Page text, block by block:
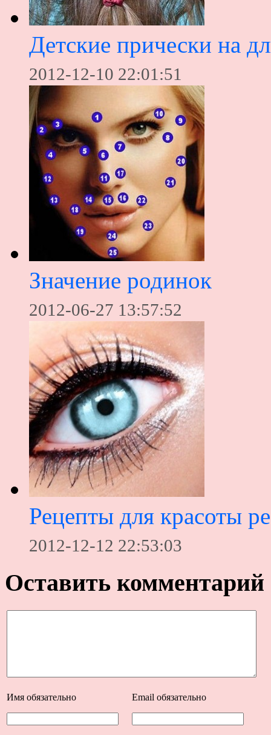
Детские прически на
2012-12-10 22:01:51
Значение родинок
2012-06-27 13:57:52
Рецепты для красоты
2012-12-12 22:53:03
Оставить комментарий
Имя обязательно Email обязательно